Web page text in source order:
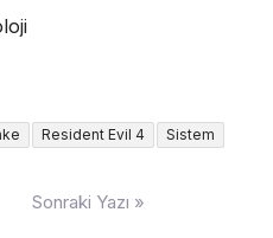
Resident Evil 4 Sistem
Sonraki Yazı »